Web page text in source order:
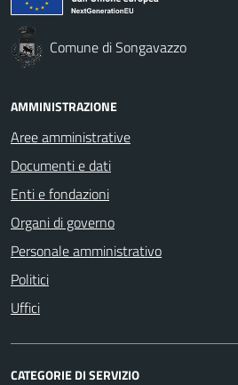
Comune di Songavazzo
AMMINISTRAZIONE
Aree amministrative
Documenti e dati
Enti e fondazioni
Organi di governo
Personale amministrativo
Politici
Uffici
CATEGORIE DI SERVIZIO